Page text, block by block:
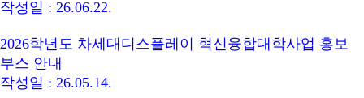
작성일 : 26.06.22.
2026학년도 차세대디스플레이 혁신융합대학사업 홍보
부스 안내
작성일 : 26.05.14.